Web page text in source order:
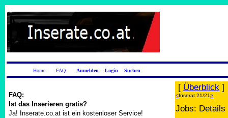
Home FAQ Anmelden Login Suchen
FAQ:
Ist das Inserieren gratis?
Ja! Inserate.co.at ist ein kostenloser Service!
[ Überblick
<Inserat 21/21>
Jobs: